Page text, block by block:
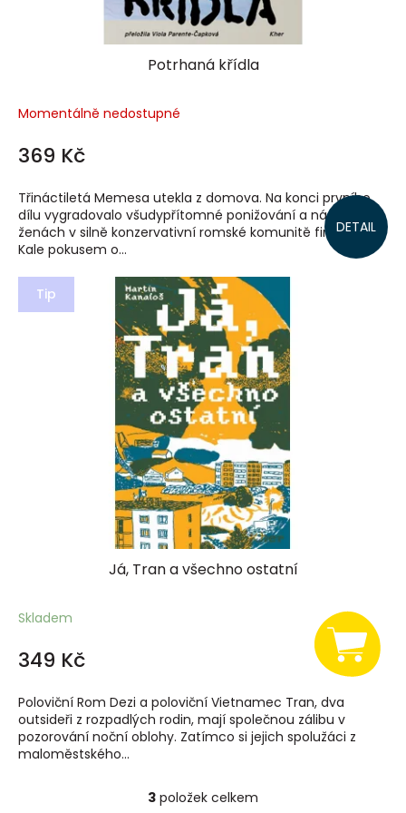
Potrhaná křídla
Momentálně nedostupné
369 Kč
DETAIL
Třináctiletá Memesa utekla z domova. Na konci prvního
dílu vygradovalo všudypřítomné ponižování a násilí na
ženách v silně konzervativní romské komunitě finských
Kale pokusem o...
Tip
Já, Tran a všechno ostatní
Skladem
349 Kč
Poloviční Rom Dezi a poloviční Vietnamec Tran, dva
outsideři z rozpadlých rodin, mají společnou zálibu v
pozorování noční oblohy. Zatímco si jejich spolužáci z
maloměstského...
O
3 položek celkem